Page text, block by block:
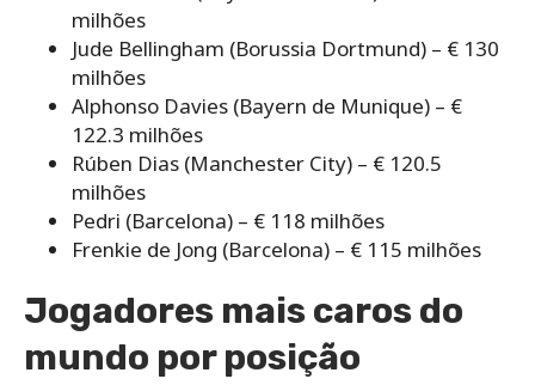
milhões
Jude Bellingham (Borussia Dortmund) – € 130
milhões
Alphonso Davies (Bayern de Munique) – €
122.3 milhões
Rúben Dias (Manchester City) – € 120.5
milhões
Pedri (Barcelona) – € 118 milhões
Frenkie de Jong (Barcelona) – € 115 milhões
Jogadores mais caros do
mundo por posição